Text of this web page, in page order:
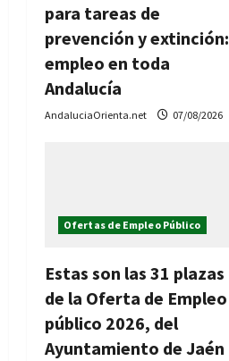
para tareas de
prevención y extinción:
empleo en toda
Andalucía
AndaluciaOrienta.net 07/08/2026
Ofertas de Empleo Público
Estas son las 31 plazas
de la Oferta de Empleo
público 2026, del
Ayuntamiento de Jaén